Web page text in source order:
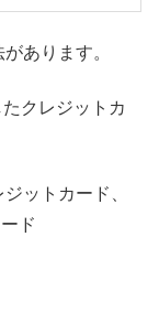
あります。
クレジットカ
ットカード、
ド